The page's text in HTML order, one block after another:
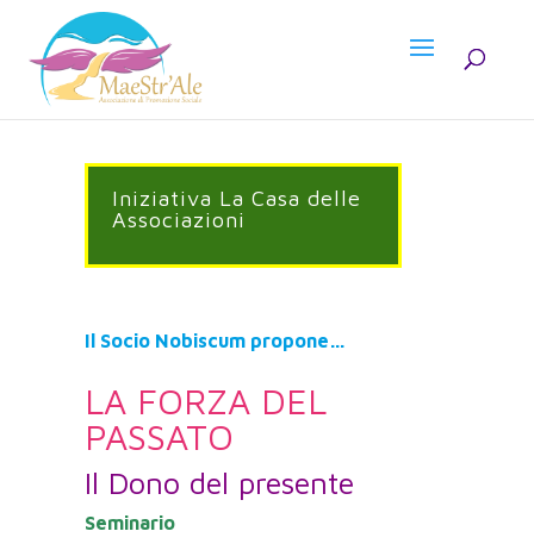
Iniziativa La Casa delle
Associazioni
Il Socio Nobiscum propone…
LA FORZA DEL
PASSATO
Il Dono del presente
Seminario